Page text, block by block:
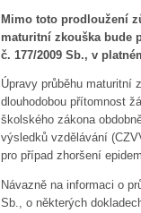
Mimo toto prodloužení
maturitní zkouška bude
č. 177/2009 Sb., v
Úpravy průběhu maturitní
dlouhodobou přítomnost
školského zákona
výsledků vzdělávání
pro případ zhoršení
Návazně na informaci o
Sb., o některých